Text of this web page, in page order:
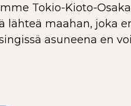
Tokio-Kioto-
maahan, joka
asuneena en